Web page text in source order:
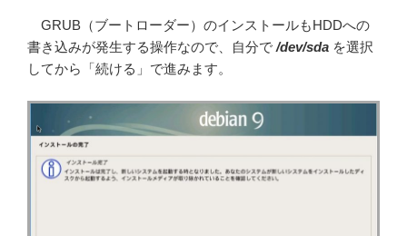
GRUB（ブートローダー）のインストールもHDDへの
書き込みが発生する操作なので、自分で /dev/sda を選択
してから「続ける」で進みます。